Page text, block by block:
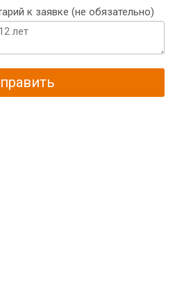
к заявке (не обязательно)